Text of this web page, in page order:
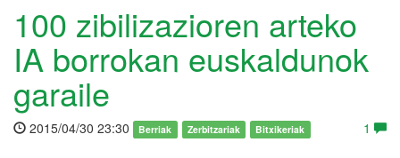
100 zibilizazioren arteko
IA borrokan euskaldunok
garaile
2015/04/30 23:30 Berriak Zerbitzariak Bitxikeriak 1